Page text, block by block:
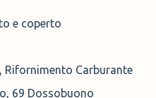
e coperto
Rifornimento Carburante
69 Dossobuono